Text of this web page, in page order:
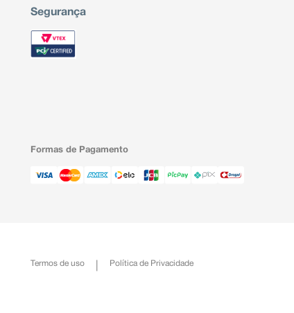
Segurança
Formas de Pagamento
Termos de uso Política de Privacidade